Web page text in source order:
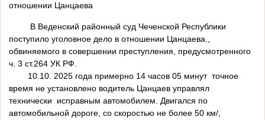
отношении Цанцаева
В Веденский районный суд Чеченской Республики
поступило уголовное дело в отношении Цанцаева.,
обвиняемого в совершении преступления, предусмотренного
ч. 3 ст.264 УК РФ.
10.10. 2025 года примерно 14 часов 05 минут точное
время не установлено водитель Цанцаев управлял
технически исправным автомобилем. Двигался по
автомобильной дороге, со скоростью не более 50 км/,